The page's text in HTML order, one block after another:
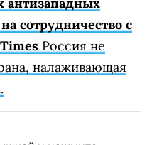
антизападных
сотрудничество с
Россия не
налаживающая